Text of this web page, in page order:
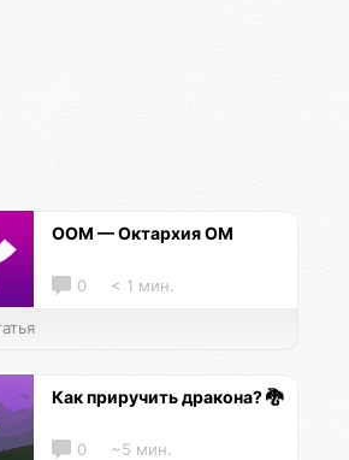
ООМ — Октархия ОМ
0 < 1 мин.
Как приручить дракона? 🐉
0 ~5 мин.